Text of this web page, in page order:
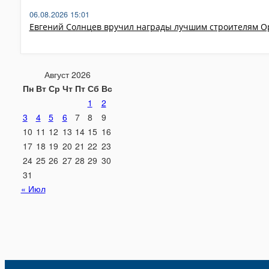
Евгений Солнцев вручил награды лучшим строителям
06.08.2026 15:01
Август 2026
Пн Вт Ср Чт Пт Сб Вс
1
2
3
4 5 6 7 8
9
10 11 12 13 14 15 16
17 18 19 20 21 22 23
24 25 26 27 28 29 30
31
« Июл